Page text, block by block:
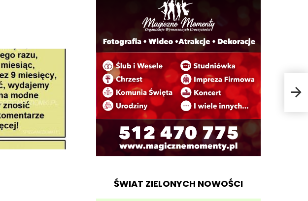
W
ŚWIAT ZIELONYCH NOWOŚCI